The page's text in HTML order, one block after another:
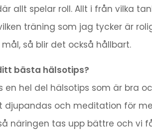
allt spelar roll. Allt i från vilka
träning som jag tycker är
så blir det också hållbart.
bästa hälsotips?
en hel del hälsotips som är bra
djupandas och meditation för
näringen tas upp bättre och vi